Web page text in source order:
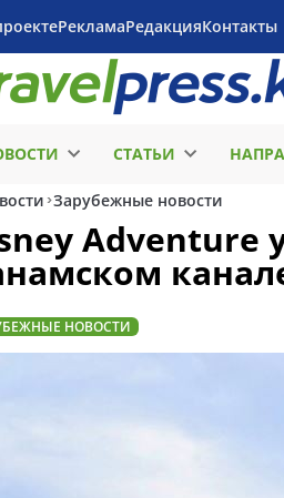
РекламаРедакцияКонтакты
СТАТЬИ
Зарубежные новости
Adventure
НОВОСТИ